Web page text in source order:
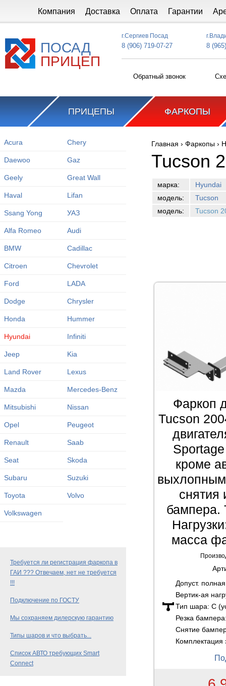
Компания Доставка Оплата Гарантии
ПОСАД
ПРИЦЕП
г.Сергиев Посад
8 (906) 719-07-27 8
Обратный звонок
ПРИЦЕПЫ ФАРКОПЫ
Acura Chery
Daewoo Gaz
Geely Great Wall
Haval Lifan
Ssang Yong УАЗ
Alfa Romeo Audi
BMW Cadillac
Citroen Chevrolet
Ford LADA
Dodge Chrysler
Honda Hummer
Hyundai Infiniti
Jeep Kia
Land Rover Lexus
Mazda Mercedes-Benz
Mitsubishi Nissan
Opel Peugeot
Renault Saab
Seat Skoda
Subaru Suzuki
Toyota Volvo
Volkswagen
Требуется ли регистрация фаркопа в
ГАИ ??? Отвечаем, нет не требуется
!!!
Подключение по ГОСТУ
Мы сохраняем дилерскую гарантию
Типы шаров и что выбрать...
Список АВТО требующих Smart
Connect
Вы здесь
Главная › Фаркопы ›
Tucson
марка:
Hyundai
модель:
Tucson
модель:
Tucson
Фаркоп
Tucson
кроме
снятия
бампера.
масса
Допуст.
Вертик-ая
Тип шара: C
Резка
Снятие
Комплектация